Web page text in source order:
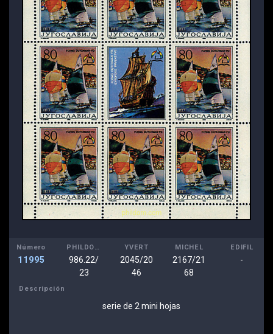
Número
11995
PHILDOM
986.22/
23
YVERT
2045/20
46
MICHEL
2167/21
68
EDIFIL
-
Descripción
serie de 2 mini hojas